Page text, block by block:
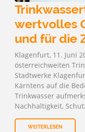
wertvolles
und für die
Klagenfurt, 11. Juni
österreichweiten
Stadtwerke
Kärntens auf die
Trinkwasser
Nachhaltigkeit,
WEITERLESEN